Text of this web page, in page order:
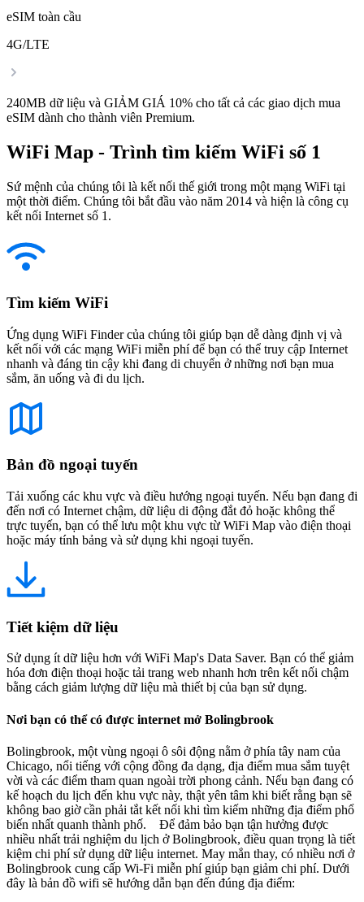
eSIM toàn cầu
4G/LTE
240MB dữ liệu và GIẢM GIÁ 10% cho tất cả các giao dịch mua
eSIM dành cho thành viên Premium.
WiFi Map - Trình tìm kiếm WiFi số 1
Sứ mệnh của chúng tôi là kết nối thế giới trong một mạng WiFi tại
một thời điểm. Chúng tôi bắt đầu vào năm 2014 và hiện là công cụ
kết nối Internet số 1.
Tìm kiếm WiFi
Ứng dụng WiFi Finder của chúng tôi giúp bạn dễ dàng định vị và
kết nối với các mạng WiFi miễn phí để bạn có thể truy cập Internet
nhanh và đáng tin cậy khi đang di chuyển ở những nơi bạn mua
sắm, ăn uống và đi du lịch.
Bản đồ ngoại tuyến
Tải xuống các khu vực và điều hướng ngoại tuyến. Nếu bạn đang đi
đến nơi có Internet chậm, dữ liệu di động đắt đỏ hoặc không thể
trực tuyến, bạn có thể lưu một khu vực từ WiFi Map vào điện thoại
hoặc máy tính bảng và sử dụng khi ngoại tuyến.
Tiết kiệm dữ liệu
Sử dụng ít dữ liệu hơn với WiFi Map's Data Saver. Bạn có thể giảm
hóa đơn điện thoại hoặc tải trang web nhanh hơn trên kết nối chậm
bằng cách giảm lượng dữ liệu mà thiết bị của bạn sử dụng.
Nơi bạn có thể có được internet mở Bolingbrook
Bolingbrook, một vùng ngoại ô sôi động nằm ở phía tây nam của
Chicago, nổi tiếng với cộng đồng đa dạng, địa điểm mua sắm tuyệt
vời và các điểm tham quan ngoài trời phong cảnh. Nếu bạn đang có
kế hoạch du lịch đến khu vực này, thật yên tâm khi biết rằng bạn sẽ
không bao giờ cần phải tắt kết nối khi tìm kiếm những địa điểm phổ
biến nhất quanh thành phố. Để đảm bảo bạn tận hưởng được
nhiều nhất trải nghiệm du lịch ở Bolingbrook, điều quan trọng là tiết
kiệm chi phí sử dụng dữ liệu internet. May mắn thay, có nhiều nơi ở
Bolingbrook cung cấp Wi-Fi miễn phí giúp bạn giảm chi phí. Dưới
đây là bản đồ wifi sẽ hướng dẫn bạn đến đúng địa điểm: